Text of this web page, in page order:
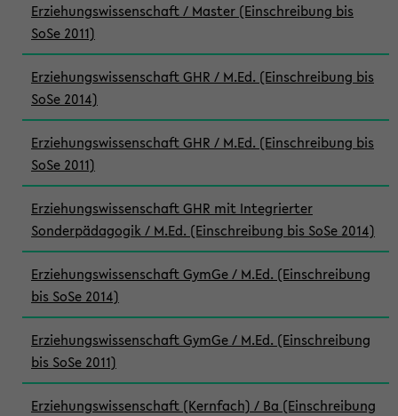
Erziehungswissenschaft / Master (Einschreibung bis
SoSe 2011)
Erziehungswissenschaft GHR / M.Ed. (Einschreibung bis
SoSe 2014)
Erziehungswissenschaft GHR / M.Ed. (Einschreibung bis
SoSe 2011)
Erziehungswissenschaft GHR mit Integrierter
Sonderpädagogik / M.Ed. (Einschreibung bis SoSe 2014)
Erziehungswissenschaft GymGe / M.Ed. (Einschreibung
bis SoSe 2014)
Erziehungswissenschaft GymGe / M.Ed. (Einschreibung
bis SoSe 2011)
Erziehungswissenschaft (Kernfach) / Ba (Einschreibung